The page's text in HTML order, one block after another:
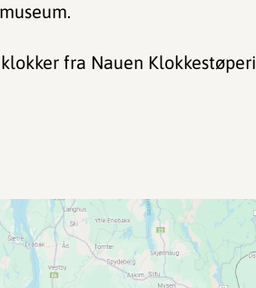
fra Nauen Klokkestøperi